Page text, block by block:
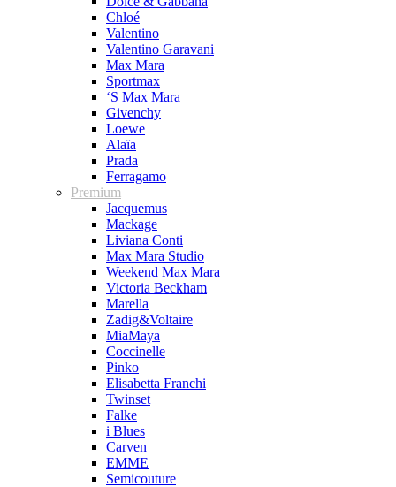
Chloé
Valentino
Valentino Garavani
Max Mara
Sportmax
‘S Max Mara
Givenchy
Loewe
Alaïa
Prada
Ferragamo
Premium
Jacquemus
Mackage
Liviana Conti
Max Mara Studio
Weekend Max Mara
Victoria Beckham
Marella
Zadig&Voltaire
MiaMaya
Coccinelle
Pinko
Elisabetta Franchi
Twinset
Falke
i Blues
Carven
EMME
Semicouture